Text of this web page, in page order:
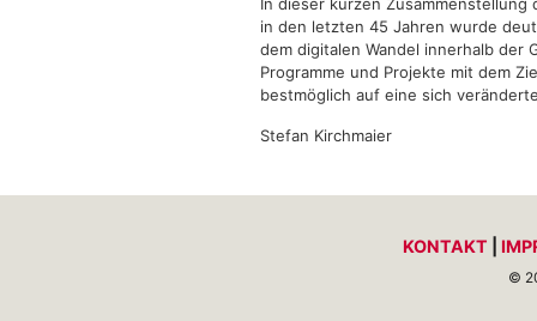
in den letzten 45 Jahren wurde
dem digitalen Wandel innerhalb der
Programme und Projekte mit dem
bestmöglich auf eine sich
Stefan Kirchmaier
KONTAKT
©